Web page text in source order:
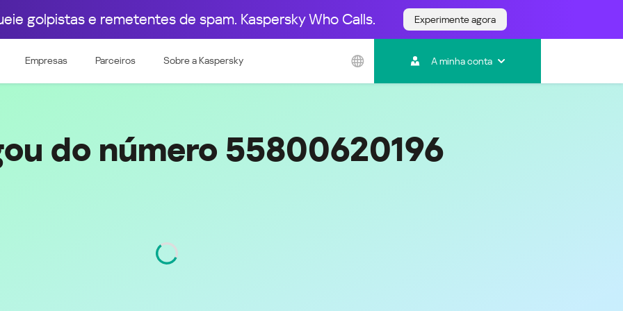
golpistas e remetentes de spam. Kaspersky Who Calls. Experimente agora
Empresas Parceiros Sobre a Kaspersky A minha conta
Ocidental
& Luxembourg
Leste Europeu
Česká republika
Magyarország
Srbija
Türkiye
Қазақстан - Қазақша (Kazakhstan -
Ásia e Pacífico
Australia
India
Malaysia - Bahasa Melayu
New Zealand
do número 55800620196
Código800